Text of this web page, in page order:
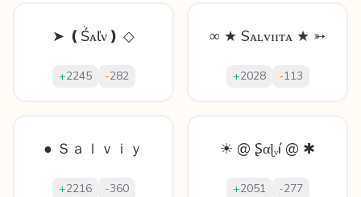
➤ ❪Ṥᴀľν❫ ◇
+2245 -282
∞ ★ Sᴀʟᴠɪɪᴛᴀ ★ ➳
+2028 -113
● Ｓａｌｖｉｙ
+2216 -360
☀ @ Ʂαɭᵥí @ ✱
+2051 -277